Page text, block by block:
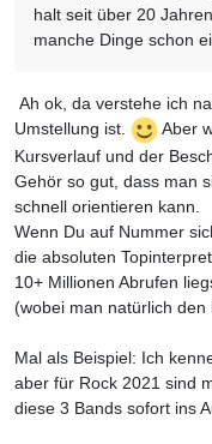
halt seit über 20
manche Dinge schon
Ah ok, da verstehe ich
Umstellung ist.
Aber
Kursverlauf und der
Gehör so gut, dass man
schnell orientieren kann.
Wenn Du auf Nummer
die absoluten
10+ Millionen Abrufen
(wobei man natürlich den
Mal als Beispiel: Ich
aber für Rock 2021 sind
diese 3 Bands sofort ins